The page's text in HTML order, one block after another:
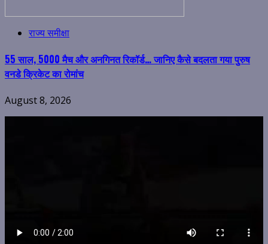
राज्य समीक्षा
55 साल, 5000 मैच और अनगिनत रिकॉर्ड… जानिए कैसे बदलता गया पुरुष
वनडे क्रिकेट का रोमांच
August 8, 2026